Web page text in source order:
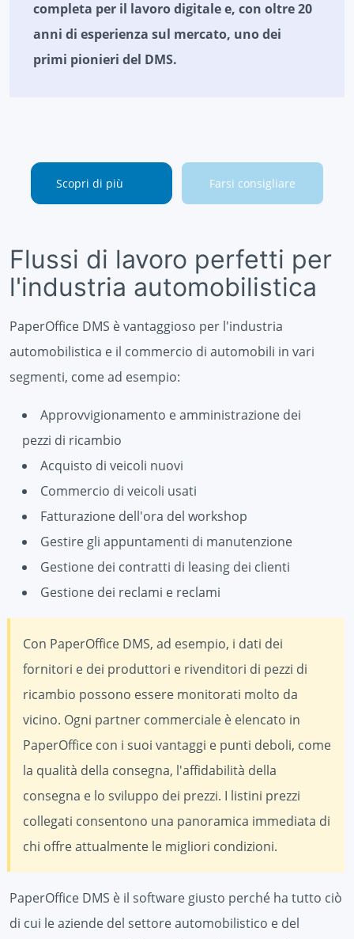
completa per il lavoro digitale e, con oltre 20
anni di esperienza sul mercato, uno dei
primi pionieri del DMS.
Scopri di più Farsi consigliare
Flussi di lavoro perfetti per
l'industria automobilistica
PaperOffice DMS è vantaggioso per l'industria
automobilistica e il commercio di automobili in vari
segmenti, come ad esempio:
Approvvigionamento e amministrazione dei
pezzi di ricambio
Acquisto di veicoli nuovi
Commercio di veicoli usati
Fatturazione dell'ora del workshop
Gestire gli appuntamenti di manutenzione
Gestione dei contratti di leasing dei clienti
Gestione dei reclami e reclami
Con PaperOffice DMS, ad esempio, i dati dei
fornitori e dei produttori e rivenditori di pezzi di
ricambio possono essere monitorati molto da
vicino. Ogni partner commerciale è elencato in
PaperOffice con i suoi vantaggi e punti deboli, come
la qualità della consegna, l'affidabilità della
consegna e lo sviluppo dei prezzi. I listini prezzi
collegati consentono una panoramica immediata di
chi offre attualmente le migliori condizioni.
PaperOffice DMS è il software giusto perché ha tutto ciò
di cui le aziende del settore automobilistico e del